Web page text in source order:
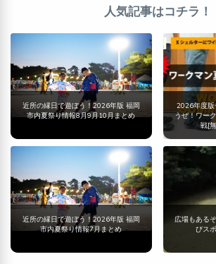
人気記事はコチラ！
近所の縁日で遊ぼう！2026年版 福岡
市内夏祭り情報8月9月10月まとめ
2026年度版
うぜ！ワー
戦[
近所の縁日で遊ぼう！2026年版 福岡
市内夏祭り情報7月まとめ
広場もある
びス